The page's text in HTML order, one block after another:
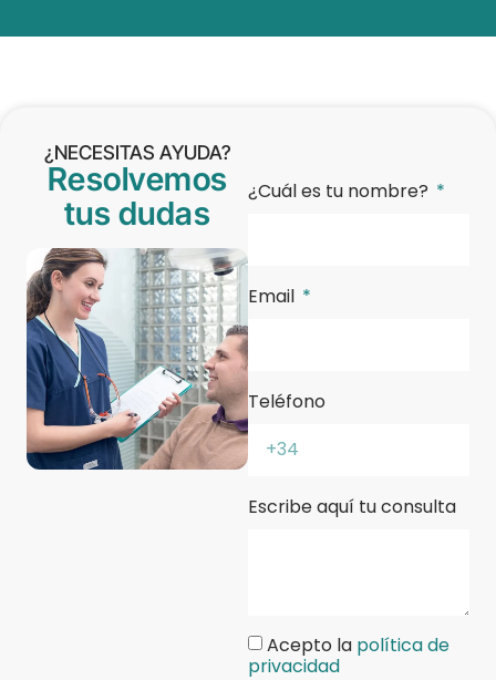
¿NECESITAS AYUDA?
Resolvemos
tus dudas
¿Cuál es tu nombre?
Email
Teléfono
Escribe aquí tu consulta
Acepto la política de
privacidad